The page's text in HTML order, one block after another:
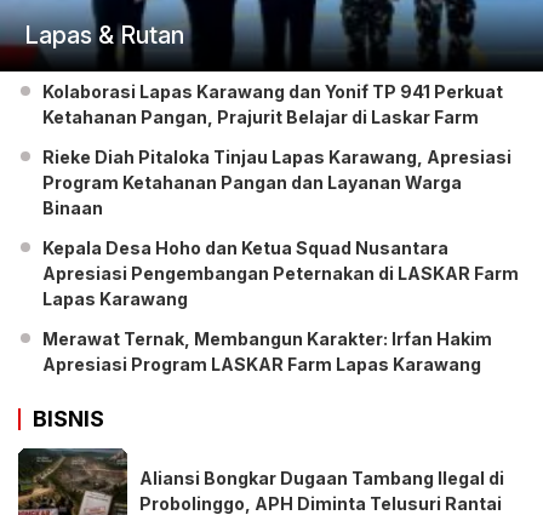
Lapas & Rutan
Kolaborasi Lapas Karawang dan Yonif TP 941 Perkuat
Ketahanan Pangan, Prajurit Belajar di Laskar Farm
Rieke Diah Pitaloka Tinjau Lapas Karawang, Apresiasi
Program Ketahanan Pangan dan Layanan Warga
Binaan
Kepala Desa Hoho dan Ketua Squad Nusantara
Apresiasi Pengembangan Peternakan di LASKAR Farm
Lapas Karawang
Merawat Ternak, Membangun Karakter: Irfan Hakim
Apresiasi Program LASKAR Farm Lapas Karawang
BISNIS
Aliansi Bongkar Dugaan Tambang Ilegal di
Probolinggo, APH Diminta Telusuri Rantai